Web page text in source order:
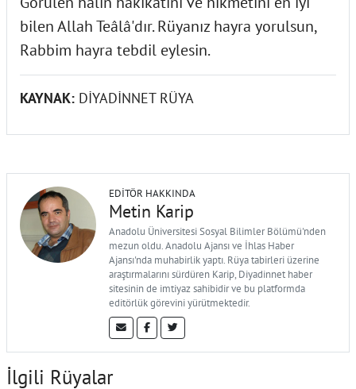
bilen Allah Teâlâ'dır. Rüyanız hayra yorulsun,
Rabbim hayra tebdil eylesin.
KAYNAK: DİYADİNNET RÜYA
EDITÖR HAKKINDA
Metin Karip
Anadolu Üniversitesi Sosyal Bilimler Bölümü'nden
mezun oldu. Anadolu Ajansı ve İhlas Haber
Ajansı'nda muhabirlik yaptı. Rüya tabirleri üzerine
araştırmalarını sürdüren Karip, Diyadinnet haber
sitesinin de imtiyaz sahibidir ve bu platformda
editörlük görevini yürütmektedir.
İlgili Rüyalar